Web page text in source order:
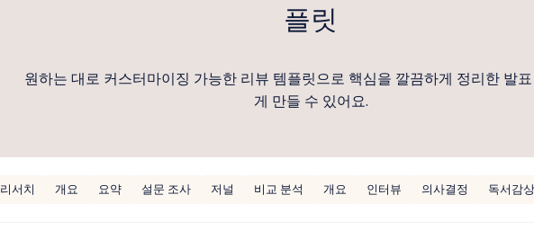
플릿
원하는 대로 커스터마이징 가능한 리뷰 템플릿으로 핵심을 깔끔하게 정리한 발
게 만들 수 있어요.
리서치 개요 요약 설문 조사 저널 비교 분석 개요 인터뷰 의사결정 독서감